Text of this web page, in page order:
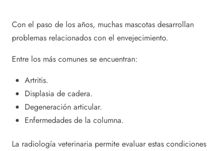
Con el paso de los años, muchas mascotas desarrollan
problemas relacionados con el envejecimiento.
Entre los más comunes se encuentran:
Artritis.
Displasia de cadera.
Degeneración articular.
Enfermedades de la columna.
La radiología veterinaria permite evaluar estas condiciones